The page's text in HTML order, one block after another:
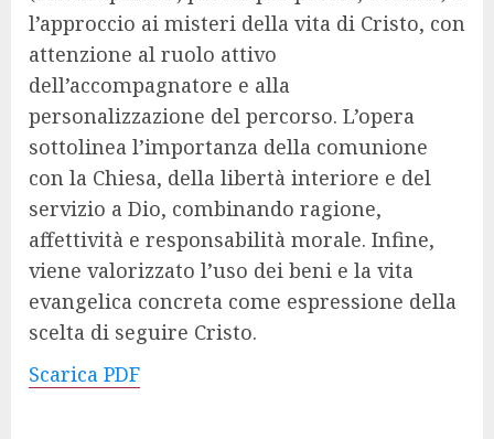
l’approccio ai misteri della vita di Cristo, con
attenzione al ruolo attivo
dell’accompagnatore e alla
personalizzazione del percorso. L’opera
sottolinea l’importanza della comunione
con la Chiesa, della libertà interiore e del
servizio a Dio, combinando ragione,
affettività e responsabilità morale. Infine,
viene valorizzato l’uso dei beni e la vita
evangelica concreta come espressione della
scelta di seguire Cristo.
Scarica PDF